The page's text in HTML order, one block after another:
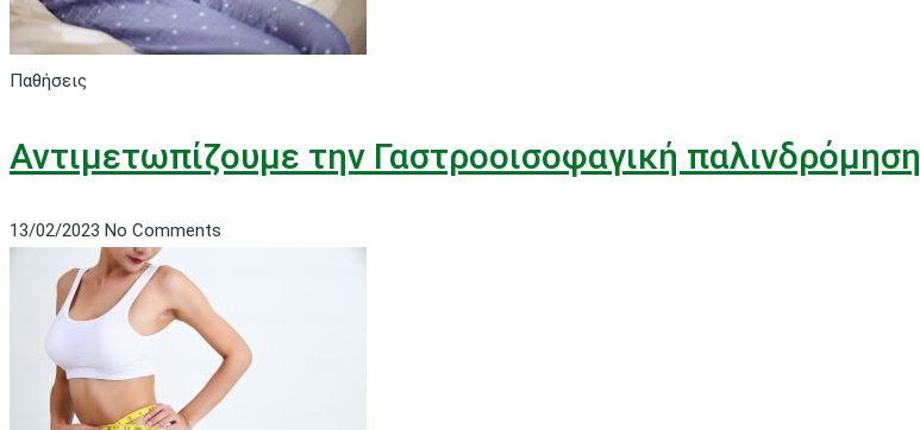
Παθήσεις
Αντιμετωπίζουμε την Γαστροοισοφαγική παλινδρόμηση
13/02/2023 No Comments